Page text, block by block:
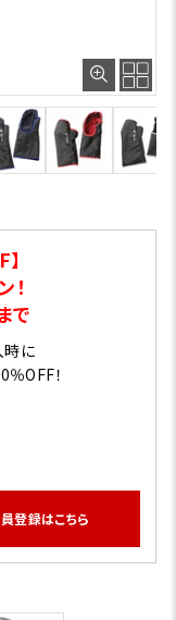
！
で
時に
OFF！
登録はこちら